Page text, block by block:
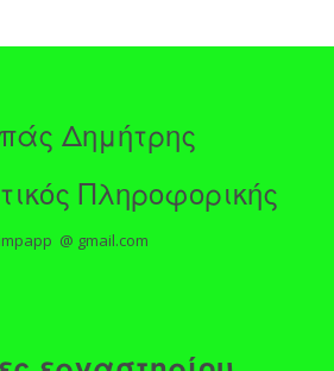
Δημήτρης
Πληροφορικής
@ gmail.com